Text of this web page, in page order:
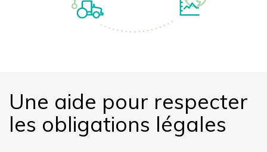
Une aide pour respecter
les obligations légales